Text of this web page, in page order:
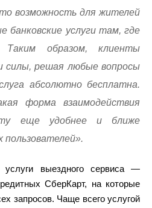
возможность для жителей
банковские услуги там, где
образом, клиенты
силы, решая любые вопросы
абсолютно бесплатна.
форма взаимодействия
еще удобнее и ближе
услуги выездного сервиса —
СберКарт, на которые
запросов. Чаще всего услугой